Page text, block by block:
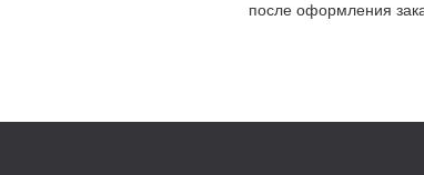
после оформления